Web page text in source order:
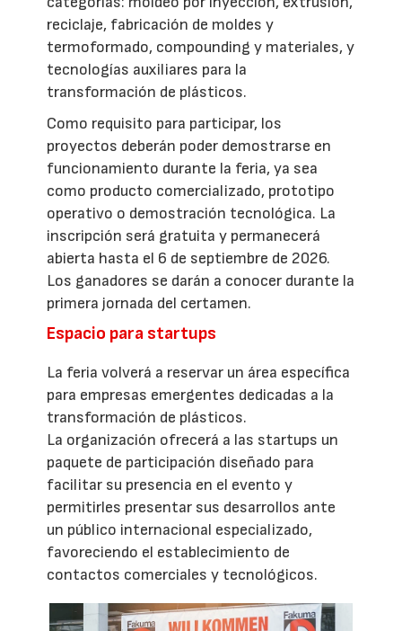
reciclaje, fabricación de moldes y
termoformado, compounding y materiales, y
tecnologías auxiliares para la
transformación de plásticos.
Como requisito para participar, los
proyectos deberán poder demostrarse en
funcionamiento durante la feria, ya sea
como producto comercializado, prototipo
operativo o demostración tecnológica. La
inscripción será gratuita y permanecerá
abierta hasta el 6 de septiembre de 2026.
Los ganadores se darán a conocer durante la
primera jornada del certamen.
Espacio para startups
La feria volverá a reservar un área específica
para empresas emergentes dedicadas a la
transformación de plásticos.
La organización ofrecerá a las startups un
paquete de participación diseñado para
facilitar su presencia en el evento y
permitirles presentar sus desarrollos ante
un público internacional especializado,
favoreciendo el establecimiento de
contactos comerciales y tecnológicos.